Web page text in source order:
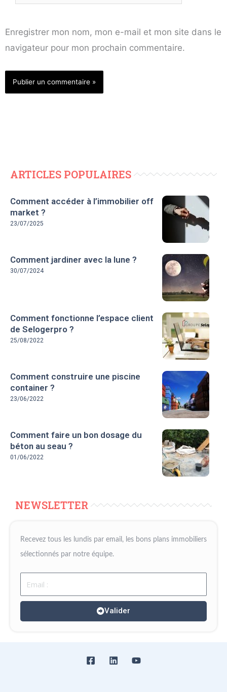
mail*
Enregistrer mon nom, mon e-mail et mon site dans le
navigateur pour mon prochain commentaire.
ARTICLES POPULAIRES
Comment accéder à l’immobilier off
market ?
23/07/2025
Comment jardiner avec la lune ?
30/07/2024
Comment fonctionne l’espace client
de Selogerpro ?
25/08/2022
Comment construire une piscine
container ?
23/06/2022
Comment faire un bon dosage du
béton au seau ?
01/06/2022
NEWSLETTER
Recevez tous les lundis par email, les bons plans immobiliers
sélectionnés par notre équipe.
Email
Valider